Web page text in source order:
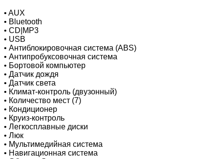
• AUX
• Bluetooth
• CD|MP3
• USB
• Антиблокировочная система (ABS)
• Антипробуксовочная система
• Бортовой компьютер
• Датчик дождя
• Датчик света
• Климат-контроль (двузонный)
• Количество мест (7)
• Кондиционер
• Круиз-контроль
• Легкосплавные диски
• Люк
• Мультимедийная система
• Навигационная система